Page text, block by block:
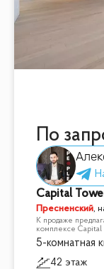
По
Capital
Пресненский,
К продаже
комплексе Capital
5-комнатная
42 этаж